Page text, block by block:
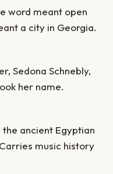
word meant open
a city in Georgia.
Sedona Schnebly,
her name.
ancient Egyptian
music history